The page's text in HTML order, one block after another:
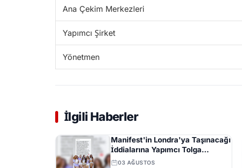
Ana Çekim Merkezleri
Yapımcı Şirket
Yönetmen
İlgili Haberler
Manifest'in Londra'ya Taşınacağı
İddialarına Yapımcı Tolga
Akış'tan Açıklama
03 AĞUSTOS